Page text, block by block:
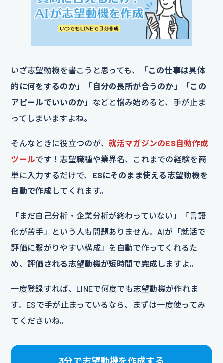
いざ志望動機を書こうと思っても、
「この仕事は具体
的に何をするのか」「自分の長所が合うのか」「この
アピールでいいのか」 などと悩み始めると、手が止ま
ってしまいますよね。
そんなときに役立つのが、就活マガジンのES自動作成
ツールです！志望職種や業界名、これまでの経験を簡
単に入力するだけで、 ESにそのまま使える志望動機を
自動で作成 してくれます。
「まだ自己分析・企業分析が終わっていない」「言語
化が苦手」という人も問題ありません。AIが「就活で
評価に繋がりやすい構成」を自動で作ってくれるた
め、評価される志望動機が短時間で完成 しますよ。
一度登録すれば、LINEで何度でも志望動機が作れま
す。ESで手が止まっているなら、まずは一度使ってみ
てくださいね。
3分で志望動機を作成する